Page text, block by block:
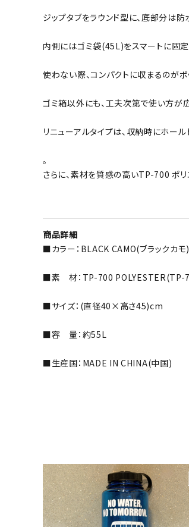
ジップタブをラウンド型に、底部分は防
内側にはゴミ袋(45L)をスマートに固定
使わない際、コンパクトに収まるのが
ゴミ箱以外にも、工夫次第で使い方が
リニューアルタイプは、収納時にホー
。
さらに、素材を質感の高いTP-700 ポリ
商品詳細
■カラー：BLACK CAMO(ブラックカ
■素 材：TP-700 POLYESTER(TP-
■サイズ：(直径40×高さ45)cm
■容 量：約55L
■生産国：MADE IN CHINA(中国)